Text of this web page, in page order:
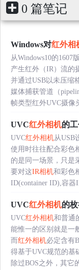
0 篇笔记
Windows对红外相
从Windows10的1607
产生红外（IR）流的
并通过USB以未压缩
媒体捕获管道（
帧类型红外UVC摄像
UVC红外相机的
UVC红外相机从USB
使用时往往配合彩色
的是同一场景，只是
要对这IR相机和彩色
ID(container ID),容
UVC红外相机的
UVC红外相机和普通
能惟一的区别就是一
而红外相机必定含有
得基于UVC规范的基
除过BOS之外，其它